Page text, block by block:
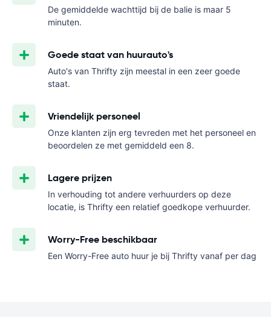
De gemiddelde wachttijd bij de balie is maar 5
minuten.
Goede staat van huurauto's
Auto's van Thrifty zijn meestal in een zeer goede
staat.
Vriendelijk personeel
Onze klanten zijn erg tevreden met het personeel en
beoordelen ze met gemiddeld een 8.
Lagere prijzen
In verhouding tot andere verhuurders op deze
locatie, is Thrifty een relatief goedkope verhuurder.
Worry-Free beschikbaar
Een Worry-Free auto huur je bij Thrifty vanaf per dag